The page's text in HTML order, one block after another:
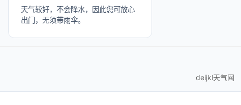
天气较好，不会降水，因此您可放心
出门，无须带雨伞。
deijkl天气网